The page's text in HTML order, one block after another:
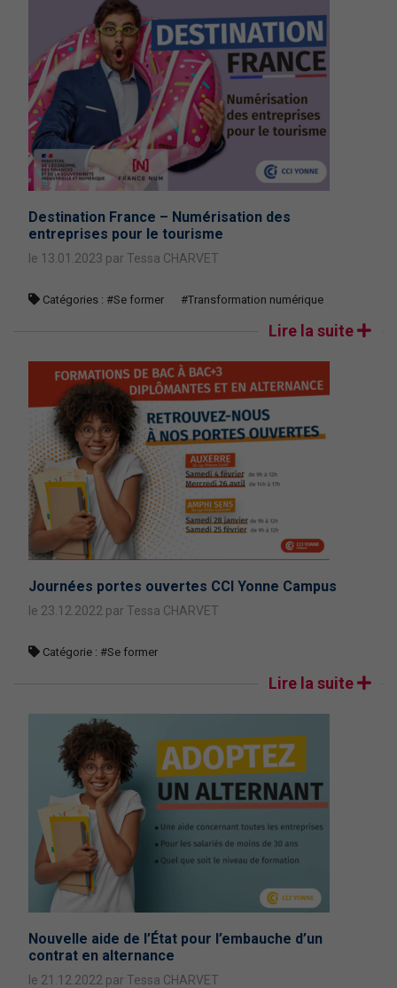
Destination France – Numérisation des
entreprises pour le tourisme
le 13.01.2023 par Tessa CHARVET
Catégories : #Se former #Transformation numérique
Lire la suite
Journées portes ouvertes CCI Yonne Campus
le 23.12.2022 par Tessa CHARVET
Catégorie : #Se former
Lire la suite
Nouvelle aide de l’État pour l’embauche d’un
contrat en alternance
le 21.12.2022 par Tessa CHARVET